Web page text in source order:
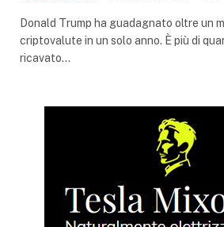
Donald Trump ha guadagnato oltre un
criptovalute in un solo anno. È più di
ricavato…